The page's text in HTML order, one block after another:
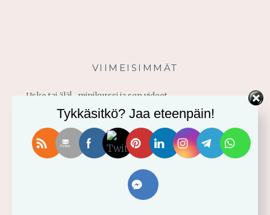
VIIMEISIMMÄT
Usko tai älä! -minikurssi ja sen videot
Vahvistu armosta!
Älä yritä omin voimin
Tykkäsitkö? Jaa eteenpäin!